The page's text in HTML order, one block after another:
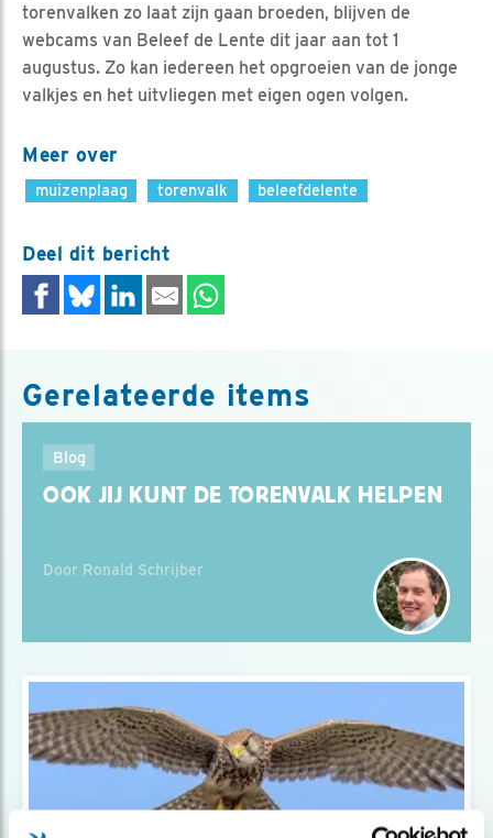
torenvalken zo laat zijn gaan broeden, blijven de
webcams van Beleef de Lente dit jaar aan tot 1
augustus. Zo kan iedereen het opgroeien van de jonge
valkjes en het uitvliegen met eigen ogen volgen.
Meer over
muizenplaag torenvalk beleefdelente
Deel dit bericht
Gerelateerde items
Blog
OOK JIJ KUNT DE TORENVALK HELPEN
Door Ronald Schrijber